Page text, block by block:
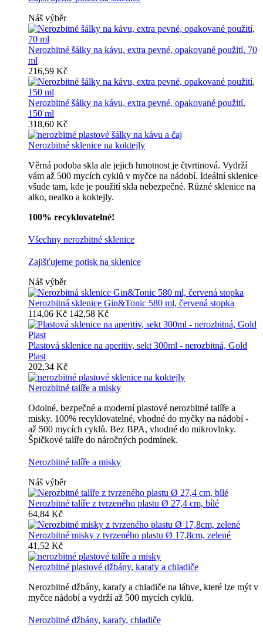
Náš výběr
Nerozbitné šálky na kávu, extra pevné, opakované použití, 70
ml
216,59 Kč
Nerozbitné šálky na kávu, extra pevné, opakované použití,
150 ml
318,60 Kč
Nerozbitné sklenice na koktejly
Věrná podoba skla ale jejich hmotnost je čtvrtinová. Vydrží
vám až 500 mycích cyklů v myčce na nádobí. Ideální sklenice
všude tam, kde je použití skla nebezpečné. Různé sklenice na
alko, nealko a koktejly.
100% recyklovatelné!
Všechny nerozbitné sklenice
Zajišťujeme potisk na sklenice
Náš výběr
Nerozbitná sklenice Gin&Tonic 580 ml, červená stopka
114,06 Kč 142,58 Kč
Plastová sklenice na aperitiv, sekt 300ml - nerozbitná, Gold
Plast
202,34 Kč
Nerozbitné talíře a misky
Odolné, bezpečné a moderní plastové nerozbitné talíře a
misky. 100% recyklovatelné, vhodné do myčky na nádobí -
až 500 mycích cyklů. Bez BPA, vhodné do mikrovlnky.
Špičkové talíře do náročných podmínek.
Nerozbitné talíře a misky
Náš výběr
Nerozbitné talíře z tvrzeného plastu Ø 27,4 cm, bílé
64,84 Kč
Nerozbitné misky z tvrzeného plastu Ø 17,8cm, zelené
41,52 Kč
Nerozbitné plastové džbány, karafy a chladiče
Nerozbitné džbány, karafy a chladiče na láhve, které lze mýt v
myčce nádobí a vydrží až 500 mycích cyklů.
Nerozbitné džbány, karafy, chladiče